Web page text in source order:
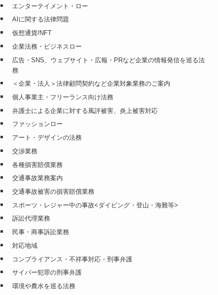
エンターテイメント・ロー
AIに関する法律問題
仮想通貨/NFT
企業法務・ビジネスロー
広告・SNS、ウェブサイト・広報・PRなど企業の情報発信を巡る法
務
＜企業・法人＞法律顧問契約など企業対象業務のご案内
個人事業主・フリーランス向け法務
弁護士による企業に対する風評被害、炎上被害対応
ファッションロー
アート・デザインの法務
交渉業務
各種損害賠償業務
交通事故業務案内
交通事故被害の損害賠償業務
スポーツ・レジャー中の事故<ダイビング・登山・海難等>
訴訟代理業務
民事・商事訴訟業務
対応地域
コンプライアンス・不祥事対応・刑事弁護
サイバー犯罪の刑事弁護
環境や農水を巡る法務